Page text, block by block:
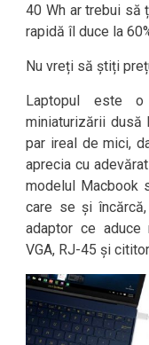
40 Wh ar trebui să
rapidă îl duce la
Nu vreți să știți
Laptopul este
miniaturizării dusă
par ireal de mici,
aprecia cu
modelul Macbook
care se și
adaptor ce aduce
VGA, RJ-45 și